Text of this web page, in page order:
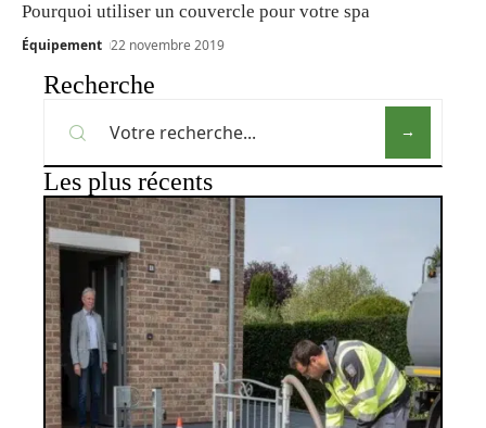
Pourquoi utiliser un couvercle pour votre spa
Équipement 22 novembre 2019
Recherche
Les plus récents